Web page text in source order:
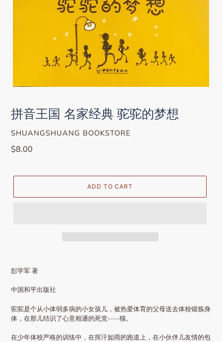
拼音王国 名家经典 驼驼的梦想
VENDOR
SHUANGSHUANG BOOKSTORE
Regular
$8.00
ADD TO CART
彭学军 著
中国和平出版社
驼驼是个从小体弱多病的小女孩儿，被热爱体育的父母送去体校锻炼身
体，在那儿结识了心意相通的死党----猫。
在少年体校严格的训练中，在挥汗如雨的跑道上，在小伙伴儿友情的包